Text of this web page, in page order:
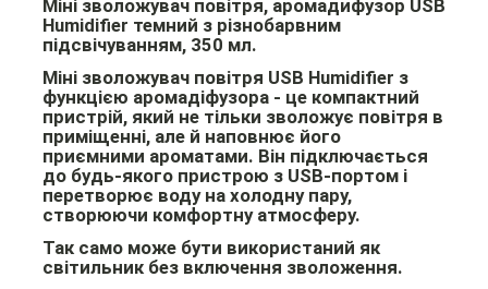
Міні зволожувач повітря, аромадифузор USB
Humidifier темний з різнобарвним
підсвічуванням, 350 мл.
Міні зволожувач повітря USB Humidifier з
функцією аромадіфузора - це компактний
пристрій, який не тільки зволожує повітря в
приміщенні, але й наповнює його
приємними ароматами. Він підключається
до будь-якого пристрою з USB-портом і
перетворює воду на холодну пару,
створюючи комфортну атмосферу.
Так само може бути використаний як
світильник без включення зволоження.